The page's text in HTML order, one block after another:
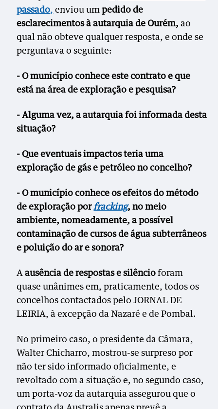
passado, enviou um pedido de
esclarecimentos à autarquia de Ourém, ao
qual não obteve qualquer resposta, e onde se
perguntava o seguinte:
- O município conhece este contrato e que
está na área de exploração e pesquisa?
- Alguma vez, a autarquia foi informada desta
situação?
- Que eventuais impactos teria uma
exploração de gás e petróleo no concelho?
- O município conhece os efeitos do método
de exploração porfracking, no meio
ambiente, nomeadamente, a possível
contaminação de cursos de água subterrâneos
e poluição do ar e sonora?
Aausência de respostas e silêncio foram
quase unânimes em, praticamente, todos os
concelhos contactados pelo JORNAL DE
LEIRIA, à excepção da Nazaré e de Pombal.
No primeiro caso, o presidente da Câmara,
Walter Chicharro, mostrou-se surpreso por
não ter sido informado oficialmente, e
revoltado com a situação e, no segundo caso,
um porta-voz da autarquia assegurou que o